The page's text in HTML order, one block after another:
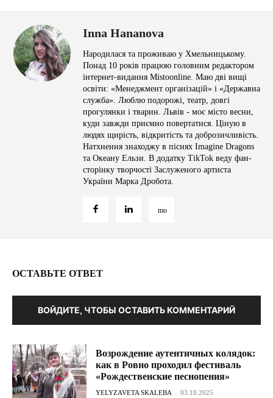
Inna Hananova
Народилася та проживаю у Хмельницькому.
Понад 10 років працюю головним редактором
інтернет-видання Mistoonline. Маю дві вищі
освіти: «Менеджмент організацій» і «Державна
служба». Люблю подорожі, театр, довгі
прогулянки і тварин. Львів - моє місто весни,
куди завжди приємно повертатися. Ціную в
людях щирість, відкритість та доброзичливість.
Натхнення знаходжу в піснях Imagine Dragons
та Океану Ельзи. В додатку TikTok веду фан-
сторінку творчості Заслуженого артиста
України Марка Дробота.
ОСТАВЬТЕ ОТВЕТ
ВОЙДИТЕ, ЧТОБЫ ОСТАВИТЬ КОММЕНТАРИЙ
Возрождение аутентичных колядок:
как в Ровно проходил фестиваль
«Рождественские песнопения»
YELYZAVETA SKALEBA - 03.10.2025